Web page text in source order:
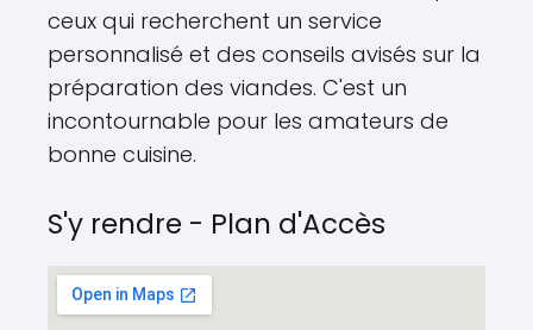
ceux qui recherchent un service
personnalisé et des conseils avisés sur la
préparation des viandes. C'est un
incontournable pour les amateurs de
bonne cuisine.
S'y rendre - Plan d'Accès